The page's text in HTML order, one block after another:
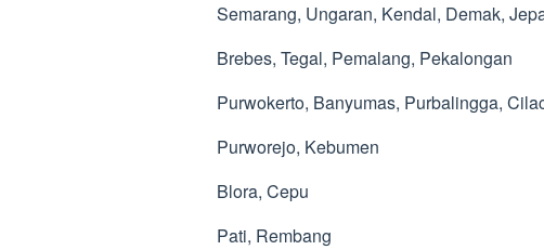
Semarang, Ungaran, Kendal, Demak,
Brebes, Tegal, Pemalang, Pekalongan
Purwokerto, Banyumas, Purbalingga,
Purworejo, Kebumen
Blora, Cepu
Pati, Rembang